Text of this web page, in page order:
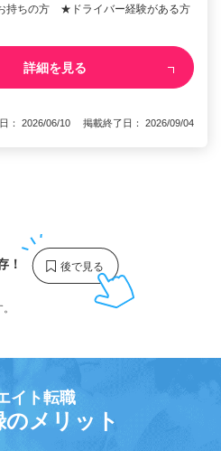
持ちの方 ★ドライバー経験がある方
詳細を見る
： 2026/06/10 掲載終了日： 2026/09/04
！
イト転職
のメリット